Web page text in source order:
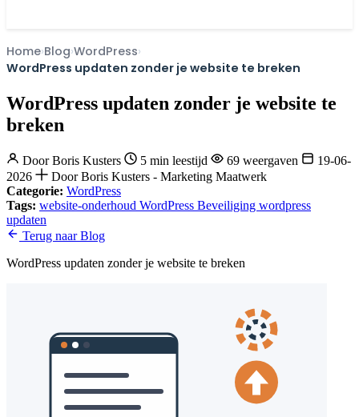
Home Blog WordPress
WordPress updaten zonder je website te breken
WordPress updaten zonder je website te
breken
DoorBoris Kusters 5 min leestijd 69 weergaven
19-06-
2026
Door Boris Kusters - Marketing Maatwerk
Categorie: WordPress
Tags: website-onderhoud WordPress Beveiliging wordpress
updaten
Terug naar Blog
WordPress updaten zonder je website te breken